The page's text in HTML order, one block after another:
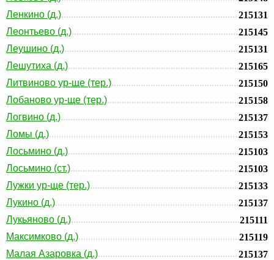
Ленкино (д.)
215131
Леонтьево (д.)
215145
Леушино (д.)
215131
Лешутиха (д.)
215165
Литвиново ур-ще (тер.)
215150
Лобаново ур-ще (тер.)
215158
Логвино (д.)
215137
Ломы (д.)
215153
Лосьмино (д.)
215103
Лосьмино (ст.)
215103
Лужки ур-ще (тер.)
215133
Лукино (д.)
215137
Лукьяново (д.)
215111
Максимково (д.)
215119
Малая Азаровка (д.)
215137